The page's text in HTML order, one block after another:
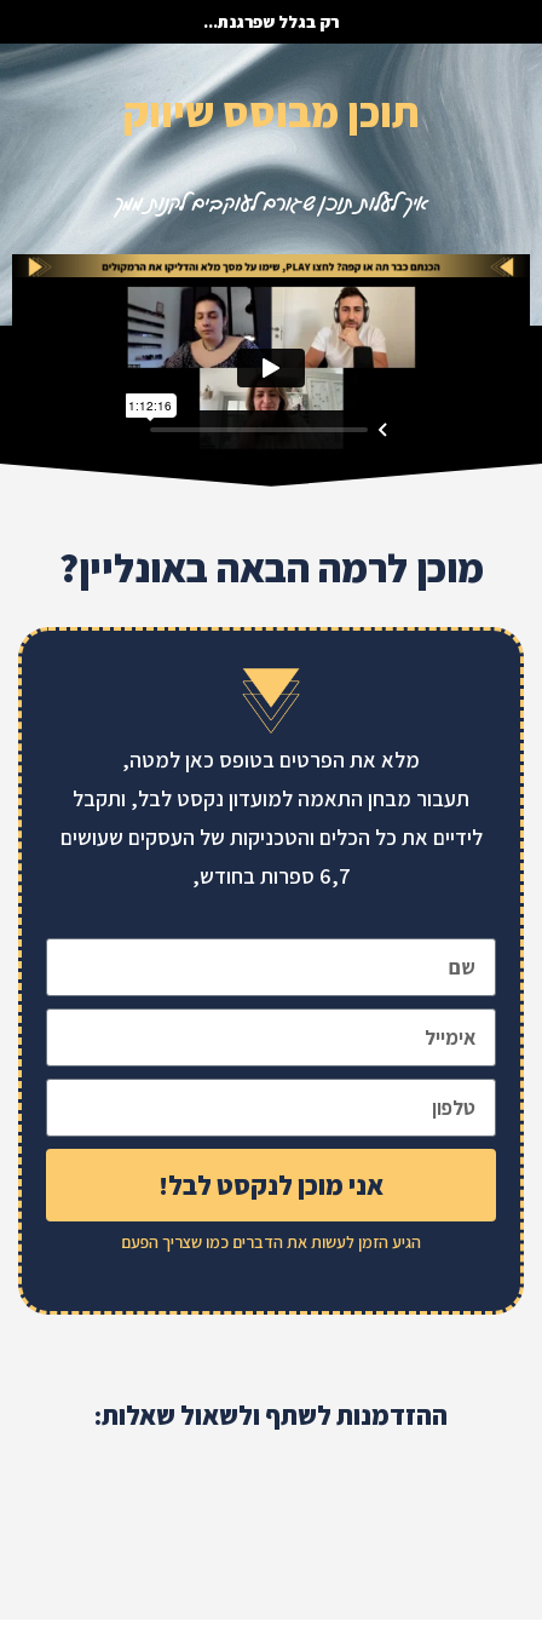
רק בגלל שפרגנת...
תוכן מבוסס שיווק
איך לעלות תוכן שגורם לעוקבים לקנות ממך
מוכן לרמה הבאה באונליין?
מלא את הפרטים בטופס כאן למטה,
תעבור מבחן התאמה למועדון נקסט לבל, ותקבל
לידיים את כל הכלים והטכניקות של העסקים שעושים
6,7 ספרות בחודש,
אני מוכן לנקסט לבל!
הגיע הזמן לעשות את הדברים כמו שצריך הפעם
ההזדמנות לשתף ולשאול שאלות: